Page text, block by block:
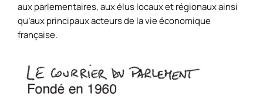
aux parlementaires, aux élus locaux et régionaux ainsi
qu’aux principaux acteurs de la vie économique
française.